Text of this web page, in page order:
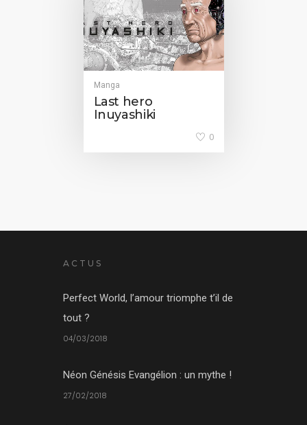
Manga
Last hero
Inuyashiki
0
ACTUS
Perfect World, l’amour triomphe t’il de
tout ?
04/03/2018
Néon Génésis Evangélion : un mythe !
27/02/2018